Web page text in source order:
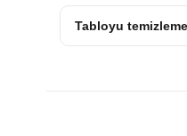
Tabloyu